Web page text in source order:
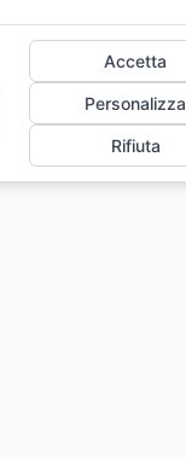
Accetta
Personalizza
Rifiuta